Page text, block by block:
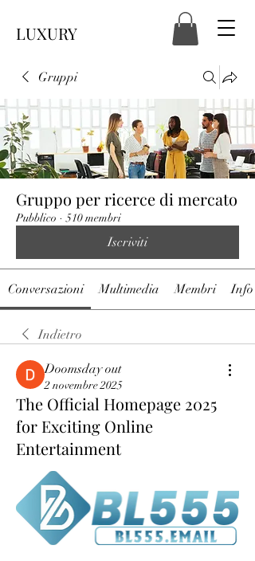
LUXURY
Gruppi
Gruppo per ricerce di mercato
Pubblico · 510 membri
Iscriviti
Conversazioni Multimedia Membri Info
Indietro
Doomsday out
2 novembre 2025
The Official Homepage 2025
for Exciting Online
Entertainment